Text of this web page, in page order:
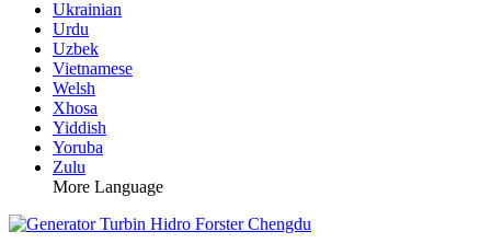
Ukrainian
Urdu
Uzbek
Vietnamese
Welsh
Xhosa
Yiddish
Yoruba
Zulu
More Language